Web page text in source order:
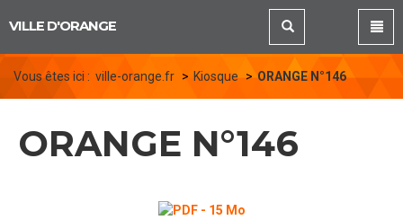
VILLE D'ORANGE
Vous êtes ici : ville-orange.fr Kiosque ORANGE N°146
ORANGE N°146